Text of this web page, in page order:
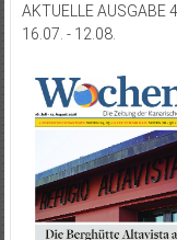
AKTUELLE AUSGABE
16.07. - 12.08.